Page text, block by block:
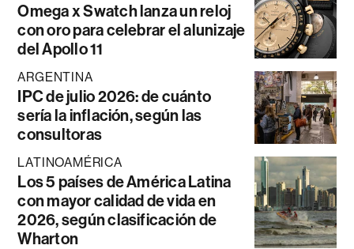
Omega x Swatch lanza un reloj
con oro para celebrar el alunizaje
del Apollo 11
ARGENTINA
IPC de julio 2026: de cuánto
sería la inflación, según las
consultoras
LATINOAMÉRICA
Los 5 países de América Latina
con mayor calidad de vida en
2026, según clasificación de
Wharton